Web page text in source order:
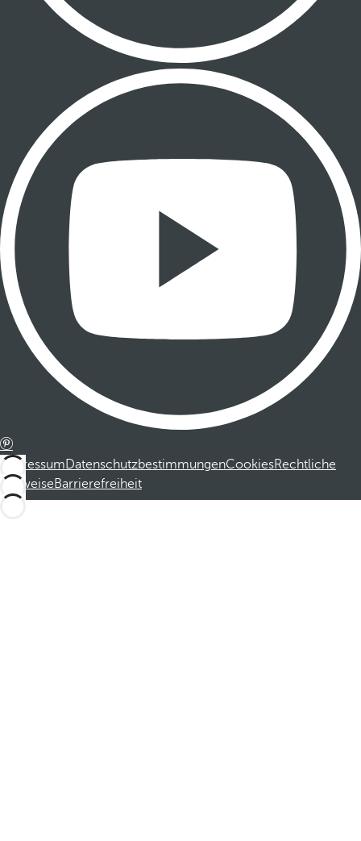
ImpressumDatenschutzbestimmungenCookiesRechtliche
HinweiseBarrierefreiheit